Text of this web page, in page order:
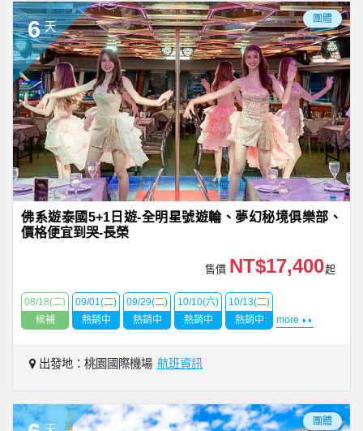
6 天
團體
佛系遊泰國5+1日遊-全明星號遊輪、夢幻秘境俱樂部、
價格便宜到哭-長榮
售價 NT$17,400起
08/18(二)
候補
09/01(二)
熱銷中
09/29(二)
熱銷中
10/10(六)
熱銷中
10/13(二)
熱銷中
more
出發地：桃園國際機場 航班資訊
團體